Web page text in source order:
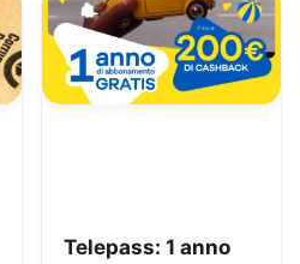
Telepass: 1 anno